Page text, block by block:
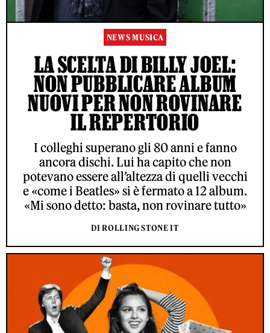
NEWS MUSICA
LA SCELTA DI BILLY JOEL:
NON PUBBLICARE ALBUM
NUOVI PER NON ROVINARE
IL REPERTORIO
I colleghi superano gli 80 anni e fanno
ancora dischi. Lui ha capito che non
potevano essere all’altezza di quelli vecchi
e «come i Beatles» si è fermato a 12 album.
«Mi sono detto: basta, non rovinare tutto»
DI ROLLING STONE IT